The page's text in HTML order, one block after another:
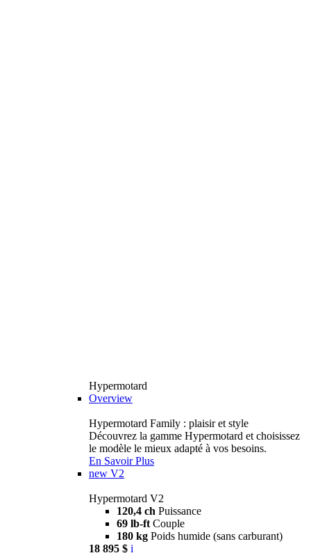
Hypermotard
Overview
Hypermotard Family : plaisir et style
Découvrez la gamme Hypermotard et choisissez
le modèle le mieux adapté à vos besoins.
En Savoir Plus
new V2
Hypermotard V2
120,4 ch Puissance
69 lb-ft Couple
180 kg Poids humide (sans carburant)
18 895 $ i